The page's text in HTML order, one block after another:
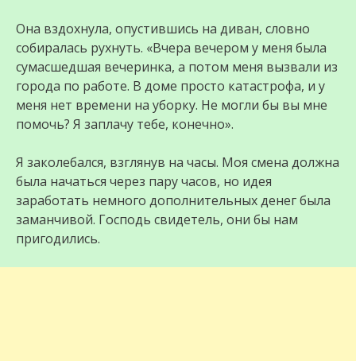
Она вздохнула, опустившись на диван, словно
собиралась рухнуть. «Вчера вечером у меня была
сумасшедшая вечеринка, а потом меня вызвали из
города по работе. В доме просто катастрофа, и у
меня нет времени на уборку. Не могли бы вы мне
помочь? Я заплачу тебе, конечно».
Я заколебался, взглянув на часы. Моя смена должна
была начаться через пару часов, но идея
заработать немного дополнительных денег была
заманчивой. Господь свидетель, они бы нам
пригодились.